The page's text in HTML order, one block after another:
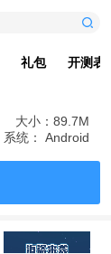
礼包 开测表
大小：89.7M
系统： Android